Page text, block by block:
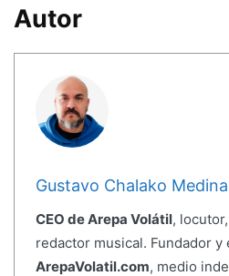
Autor
Gustavo Chalako Medina
CEO de Arepa Volátil,
redactor musical. Fundador y
ArepaVolatil.com, medio